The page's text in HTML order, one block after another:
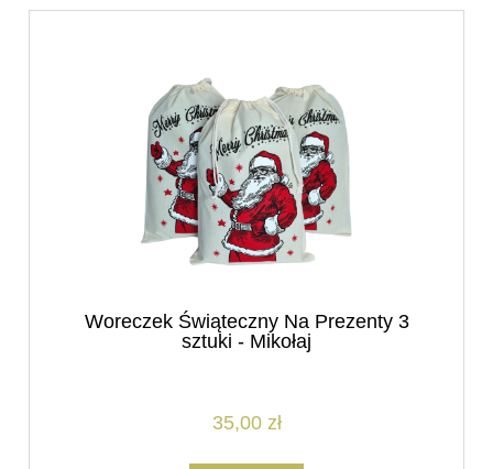
Woreczek Świąteczny Na Prezenty 3
sztuki - Mikołaj
35,00 zł